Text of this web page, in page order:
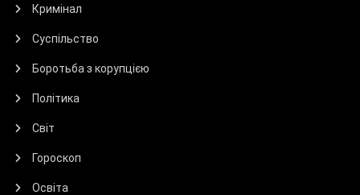
Кримінал
Суспільство
Боротьба з корупцією
Політика
Світ
Гороскоп
Освіта